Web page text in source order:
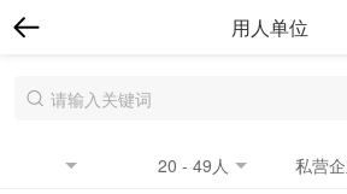
用人单位
20 - 49人 私营